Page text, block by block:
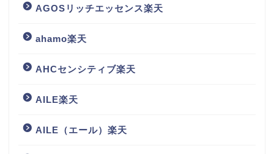
AGOSリッチエッセンス楽天
ahamo楽天
AHCセンシティブ楽天
AILE楽天
AILE（エール）楽天